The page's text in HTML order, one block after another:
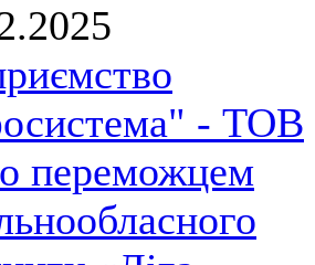
- ТОВ
переможцем